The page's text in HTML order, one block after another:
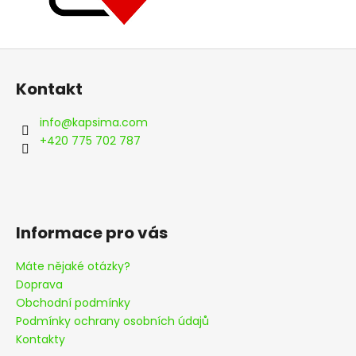
Z
Kontakt
info@kapsima.com
+420 775 702 787
Informace pro vás
Máte nějaké otázky?
Doprava
Obchodní podmínky
Podmínky ochrany osobních údajů
Kontakty